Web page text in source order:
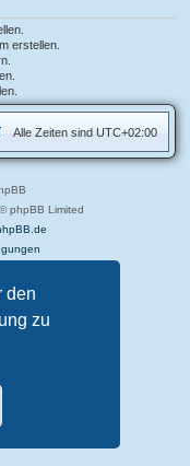
den
zu
erstellen.
Alle Zeiten sind UTC+02:00
phpBB Limited